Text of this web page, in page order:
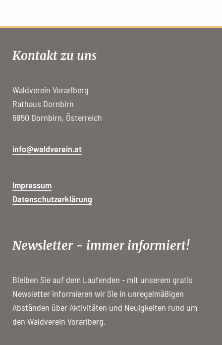
Kontakt zu uns
Waldverein Vorarlberg
Rathaus Dornbirn
6850 Dornbirn, Österreich
info@waldverein.at
Impressum
Datenschutzerklärung
Newsletter - immer informiert!
Bleiben Sie auf dem Laufenden - mit unserem gratis
Newsletter informieren wir Sie in unregelmäßigen
Abständen über Aktivitäten und Neuigkeiten rund um
den Waldverein Vorarlberg.